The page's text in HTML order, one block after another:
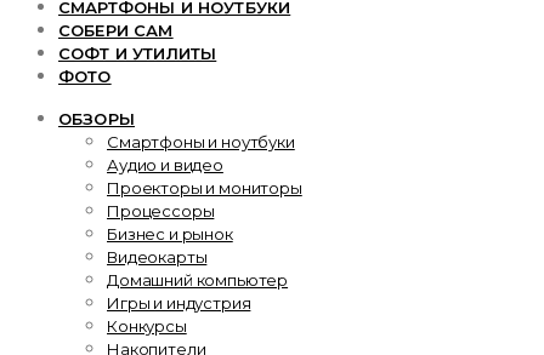
СМАРТФОНЫ И НОУТБУКИ
СОБЕРИ САМ
СОФТ И УТИЛИТЫ
ФОТО
ОБЗОРЫ
Смартфоны и ноутбуки
Аудио и видео
Проекторы и мониторы
Процессоры
Бизнес и рынок
Видеокарты
Домашний компьютер
Игры и индустрия
Конкурсы
Накопители